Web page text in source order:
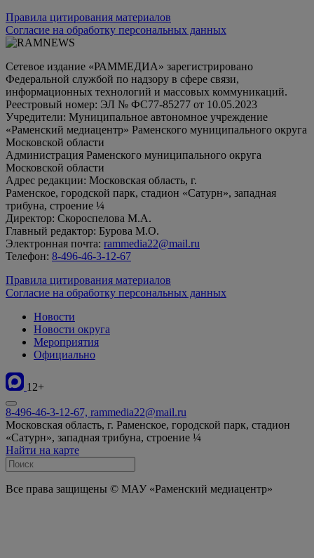
Правила цитирования материалов
Согласие на обработку персональных данных
Сетевое издание «РАММЕДИА» зарегистрировано
Федеральной службой по надзору в сфере связи,
информационных технологий и массовых коммуникаций.
Реестровый номер: ЭЛ № ФС77-85277 от 10.05.2023
Учредители: Муниципальное автономное учреждение
«Раменский медиацентр» Раменского муниципального округа
Московской области
Администрация Раменского муниципального округа
Московской области
Адрес редакции: Московская область, г.
Раменское, городской парк, стадион «Сатурн», западная
трибуна, строение ¼
Директор: Скороспелова М.А.
Главный редактор: Бурова М.О.
Электронная почта: rammedia22@mail.ru
Телефон: 8-496-46-3-12-67
Правила цитирования материалов
Согласие на обработку персональных данных
Новости
Новости округа
Мероприятия
Официально
12+
8-496-46-3-12-67, rammedia22@mail.ru
Московская область, г. Раменское, городской парк, стадион
«Сатурн», западная трибуна, строение ¼
Найти на карте
Все права защищены © МАУ «Раменский медиацентр»